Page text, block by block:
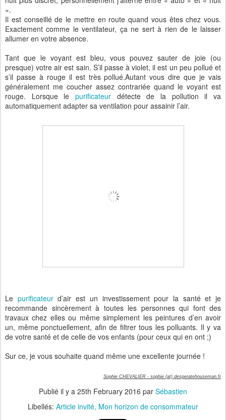
».
Il est conseillé de le mettre en route quand vous êtes chez vous.
Exactement comme le ventilateur, ça ne sert à rien de le laisser
allumer en votre absence.
Tant que le voyant est bleu, vous pouvez sauter de joie (ou
presque) votre air est sain. S’il passe à violet, il est un peu pollué et
s’il passe à rouge il est très pollué.Autant vous dire que je vais
généralement me coucher assez contrariée quand le voyant est
rouge. Lorsque le purificateur détecte de la pollution il va
automatiquement adapter sa ventilation pour assainir l’air.
Le purificateurd’air est un investissement pour la santé et je
recommande sincèrement à toutes les personnes qui font des
travaux chez elles ou même simplement les peintures d’en avoir
un, même ponctuellement, afin de filtrer tous les polluants. Il y va
de votre santé et de celle de vos enfants (pour ceux qui en ont ;)
Sur ce, je vous souhaite quand même une excellente journée !
Sophie CHEVALIER - sophie (at) desperatehouseman.fr
Publié il y a 25th February 2016 par Sébastien
Libellés: Article invité Mon horizon de consommateur